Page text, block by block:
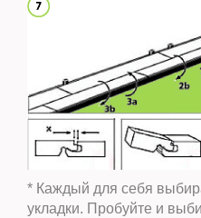
* Каждый для себя
укладки. Пробуйте и